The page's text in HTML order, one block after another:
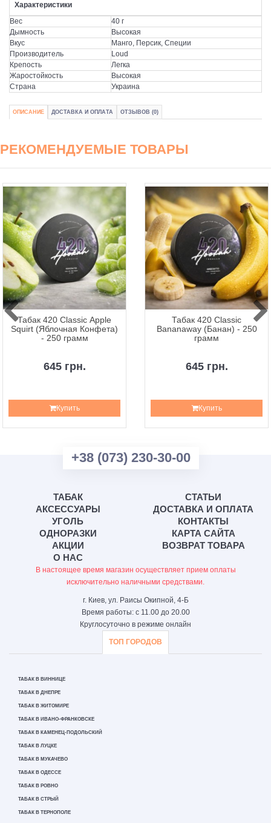
Характеристики
Вес
40 г
Дымность
Высокая
Вкус
Манго, Персик, Специи
Производитель
Loud
Крепость
Легка
Жаростойкость
Высокая
Страна
Украина
ОПИСАНИЕ ДОСТАВКА И ОПЛАТА ОТЗЫВОВ (0)
РЕКОМЕНДУЕМЫЕ ТОВАРЫ
Табак 420 Classic Apple
Squirt (Яблочная Конфета)
- 250 грамм
645 грн.
Купить
Табак 420 Classic
Bananaway (Банан) - 250
грамм
645 грн.
Купить
+38 (073) 230-30-00
ТАБАК
АКСЕССУАРЫ
УГОЛЬ
ОДНОРАЗКИ
АКЦИИ
О НАС
СТАТЬИ
ДОСТАВКА И ОПЛАТА
КОНТАКТЫ
КАРТА САЙТА
ВОЗВРАТ ТОВАРА
В настоящее время магазин осуществляет прием оплаты
исключительно наличными средствами.
г. Киев, ул. Раисы Окипной, 4-Б
Время работы: с 11.00 до 20.00
Круглосуточно в режиме онлайн
ТОП ГОРОДОВ
ТАБАК В ВИННИЦЕ
ТАБАК В ДНЕПРЕ
ТАБАК В ЖИТОМИРЕ
ТАБАК В ИВАНО-ФРАНКОВСКЕ
ТАБАК В КАМЕНЕЦ-ПОДОЛЬСКИЙ
ТАБАК В ЛУЦКЕ
ТАБАК В МУКАЧЕВО
ТАБАК В ОДЕССЕ
ТАБАК В РОВНО
ТАБАК В СТРЫЙ
ТАБАК В ТЕРНОПОЛЕ